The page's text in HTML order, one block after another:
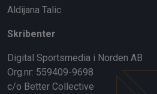
Aldijana Talic
Skribenter
Digital Sportsmedia i Norden AB
Org.nr: 559409-9698
c/o Better Collective